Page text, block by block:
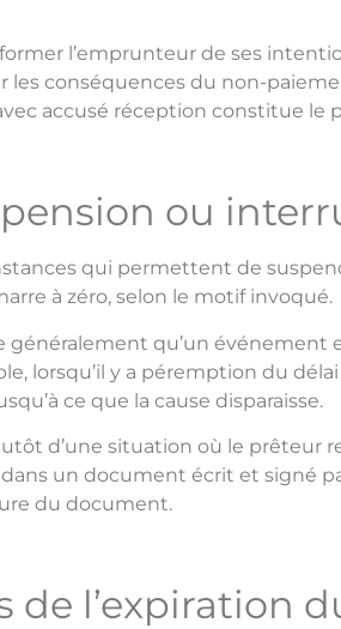
l’emprunteur de ses
les conséquences du non-
accusé réception constitue le
ou
qui permettent de
à zéro, selon le motif invoqué.
généralement qu’un
lorsqu’il y a péremption du
ce que la cause disparaisse.
d’une situation où le
un document écrit et signé
du document.
de l’expiration